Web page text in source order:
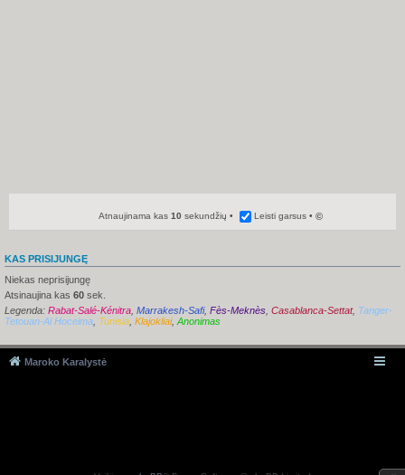
Atnaujinama kas 10 sekundžių Leisti garsus ©
KAS PRISIJUNGĘ
Niekas neprisijungę
Atsinaujina kas 60 sek.
Legenda: Rabat-Salé-Kénitra Marrakesh-Safi, Fès-Meknès Casablanca-Settat, Tanger-
Tetouan-Al Hoceima Tunisia Klajokliai, Anonimas
Maroko Karalystė